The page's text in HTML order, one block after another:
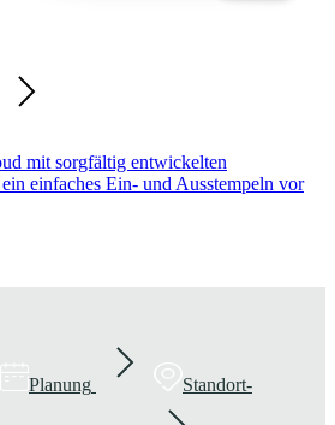
mit sorgfältig entwickelten
einfaches Ein- und Ausstempeln vor
Planung Standort-